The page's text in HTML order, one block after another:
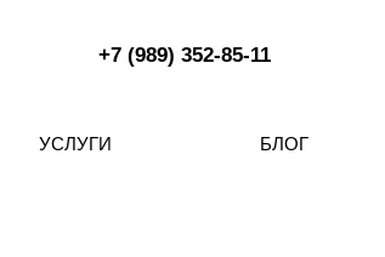
+7 (989) 352-85-11
УСЛУГИ БЛОГ